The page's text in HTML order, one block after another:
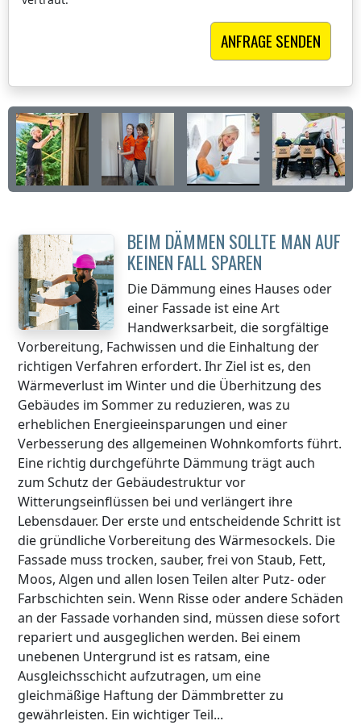
BEIM DÄMMEN SOLLTE MAN AUF
KEINEN FALL SPAREN
Die Dämmung eines Hauses oder
einer Fassade ist eine Art
Handwerksarbeit, die sorgfältige
Vorbereitung, Fachwissen und die Einhaltung der
richtigen Verfahren erfordert. Ihr Ziel ist es, den
Wärmeverlust im Winter und die Überhitzung des
Gebäudes im Sommer zu reduzieren, was zu
erheblichen Energieeinsparungen und einer
Verbesserung des allgemeinen Wohnkomforts führt.
Eine richtig durchgeführte Dämmung trägt auch
zum Schutz der Gebäudestruktur vor
Witterungseinflüssen bei und verlängert ihre
Lebensdauer. Der erste und entscheidende Schritt ist
die gründliche Vorbereitung des Wärmesockels. Die
Fassade muss trocken, sauber, frei von Staub, Fett,
Moos, Algen und allen losen Teilen alter Putz- oder
Farbschichten sein. Wenn Risse oder andere Schäden
an der Fassade vorhanden sind, müssen diese sofort
repariert und ausgeglichen werden. Bei einem
unebenen Untergrund ist es ratsam, eine
Ausgleichsschicht aufzutragen, um eine
gleichmäßige Haftung der Dämmbretter zu
gewährleisten. Ein wichtiger Teil...